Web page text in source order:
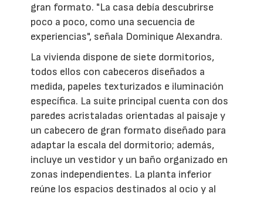
gran formato. "La casa debía descubrirse
poco a poco, como una secuencia de
experiencias", señala Dominique Alexandra.
La vivienda dispone de siete dormitorios,
todos ellos con cabeceros diseñados a
medida, papeles texturizados e iluminación
específica. La suite principal cuenta con dos
paredes acristaladas orientadas al paisaje y
un cabecero de gran formato diseñado para
adaptar la escala del dormitorio; además,
incluye un vestidor y un baño organizado en
zonas independientes. La planta inferior
reúne los espacios destinados al ocio y al